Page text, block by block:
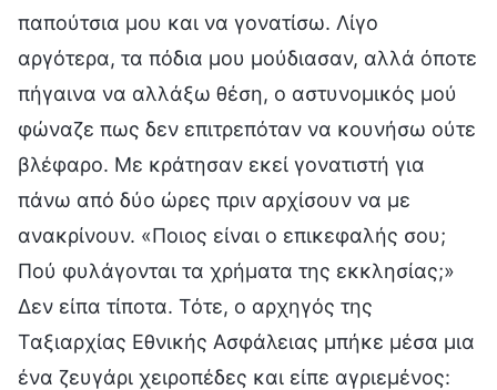
παπούτσια μου και να γονατίσω. Λίγο
αργότερα, τα πόδια μου μούδιασαν, αλλά όποτε
πήγαινα να αλλάξω θέση, ο αστυνομικός μού
φώναζε πως δεν επιτρεπόταν να κουνήσω ούτε
βλέφαρο. Με κράτησαν εκεί γονατιστή για
πάνω από δύο ώρες πριν αρχίσουν να με
ανακρίνουν. «Ποιος είναι ο επικεφαλής σου;
Πού φυλάγονται τα χρήματα της εκκλησίας;»
Δεν είπα τίποτα. Τότε, ο αρχηγός της
Ταξιαρχίας Εθνικής Ασφάλειας μπήκε μέσα μια
ένα ζευγάρι χειροπέδες και είπε αγριεμένος: